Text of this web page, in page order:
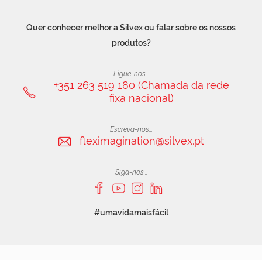
Quer conhecer melhor a Silvex ou falar sobre os nossos
produtos?
Ligue-nos...
+351 263 519 180 (Chamada da rede
fixa nacional)
Escreva-nos...
fleximagination@silvex.pt
Siga-nos...
#umavidamaisfácil